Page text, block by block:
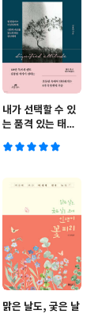
내가 선택할 수 있
는 품격 있는 태도
맑은 날도, 궂은 날